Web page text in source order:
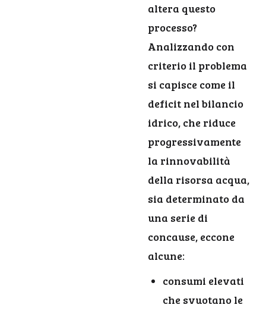
altera questo
processo?
Analizzando con
criterio il problema
si capisce come il
deficit nel bilancio
idrico, che riduce
progressivamente
la rinnovabilità
della risorsa acqua,
sia determinato da
una serie di
concause, eccone
alcune:
consumi elevati
che svuotano le